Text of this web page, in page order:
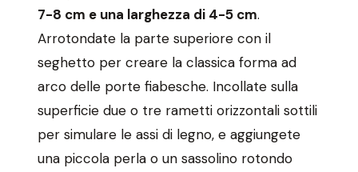
7-8 cm e una larghezza di 4-5 cm.
Arrotondate la parte superiore con il
seghetto per creare la classica forma ad
arco delle porte fiabesche. Incollate sulla
superficie due o tre rametti orizzontali sottili
per simulare le assi di legno, e aggiungete
una piccola perla o un sassolino rotondo